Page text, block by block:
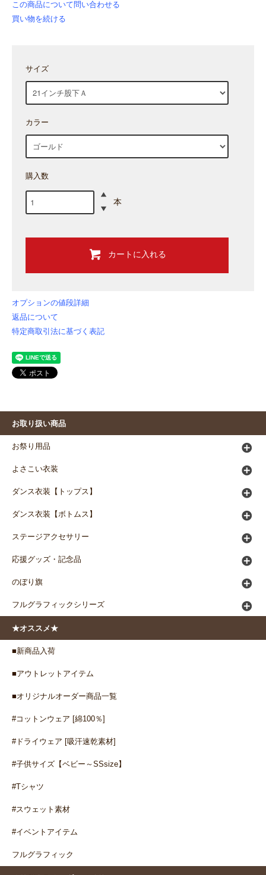
この商品について問い合わせる
買い物を続ける
サイズ
カラー
購入数
本
カートに入れる
オプションの値段詳細
返品について
特定商取引法に基づく表記
お取り扱い商品
お祭り用品
よさこい衣装
ダンス衣装【トップス】
ダンス衣装【ボトムス】
ステージアクセサリー
応援グッズ・記念品
のぼり旗
フルグラフィックシリーズ
★オススメ★
■新商品入荷
■アウトレットアイテム
■オリジナルオーダー商品一覧
#コットンウェア [綿100％]
#ドライウェア [吸汗速乾素材]
#子供サイズ【ベビー～SSsize】
#Tシャツ
#スウェット素材
#イベントアイテム
フルグラフィック